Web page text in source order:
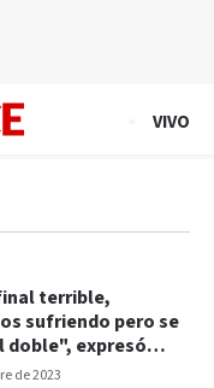
VIVO
de 2023
terrible,
sufriendo pero se
doble", expresó